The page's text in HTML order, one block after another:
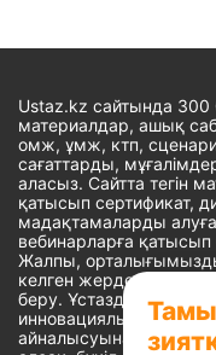
Ustaz.kz сайтында 300
материалдар, ашық
омж, ұмж, ктп,
сағаттарды,
аласыз. Сайтта тегін
қатысып сертификат,
мадақтамаларды
вебинарларға қатысып
Жалпы,
келген жерде, кез-
беру. Ұстаздардың
инновациялық шешім
айналысуына уақыт